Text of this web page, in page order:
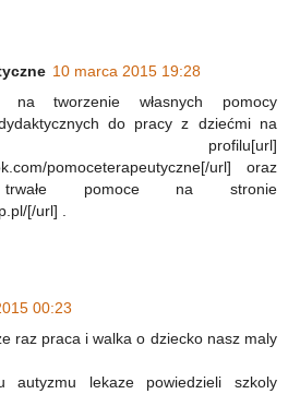
10 marca 2015 19:28
na tworzenie własnych pomocy
do pracy z dziećmi na
profilu[url]
pomoceterapeutyczne[/url] oraz
pomoce na stronie
[/url] .
00:23
raz praca i walka o dziecko nasz maly
autyzmu lekaze powiedzieli szkoly